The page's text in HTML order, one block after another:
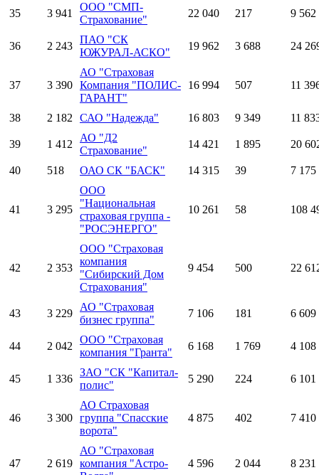
35 3 941
ООО "СМП-
Страхование"
22 040 217 9 562
36 2 243
ПАО "СК
ЮЖУРАЛ-АСКО"
19 962 3 688 24
37 3 390
АО "Страховая
Компания "ПОЛИС-
ГАРАНТ"
16 994 507 11
38 2 182 САО "Надежда" 16 803 9 349 11
39 1 412
АО "Д2
Страхование"
14 421 1 895 20
40 518 ОАО СК "БАСК" 14 315 39 7 175
41 3 295
ООО
"Национальная
страховая группа -
"РОСЭНЕРГО"
10 261 58 108
42 2 353
ООО "Страховая
компания
"Сибирский Дом
Страхования"
9 454 500 22
43 3 229
АО "Страховая
бизнес группа"
7 106 181 6 609
44 2 042
ООО "Страховая
компания "Гранта"
6 168 1 769 4 108
45 1 336
ЗАО "СК "Капитал-
полис"
5 290 224 6 101
46 3 300
АО Страховая
группа "Спасские
ворота"
4 875 402 7 410
47 2 619
АО "Страховая
компания "Астро-
4 596 2 044 8 231